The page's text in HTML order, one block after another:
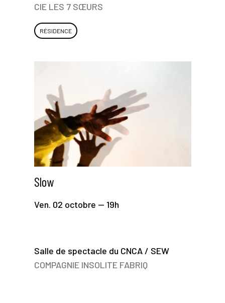
CIE LES 7 SŒURS
RÉSIDENCE
Slow
Ven. 02 octobre — 19h
Salle de spectacle du CNCA / SEW
COMPAGNIE INSOLITE FABRIQ